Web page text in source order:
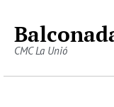
CMC La Unió